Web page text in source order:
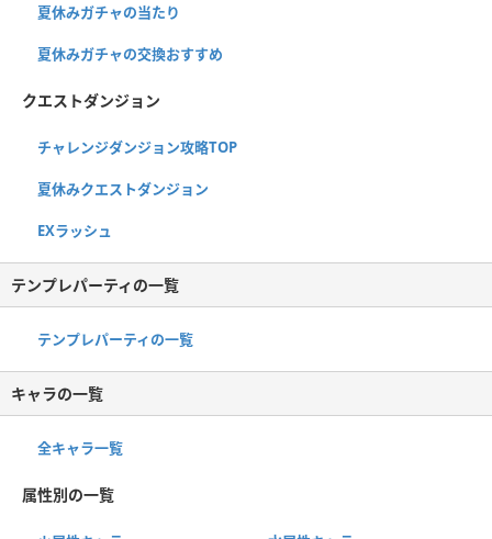
夏休みガチャの当たり
夏休みガチャの交換おすすめ
クエストダンジョン
チャレンジダンジョン攻略TOP
夏休みクエストダンジョン
EXラッシュ
テンプレパーティの一覧
テンプレパーティの一覧
キャラの一覧
全キャラ一覧
属性別の一覧